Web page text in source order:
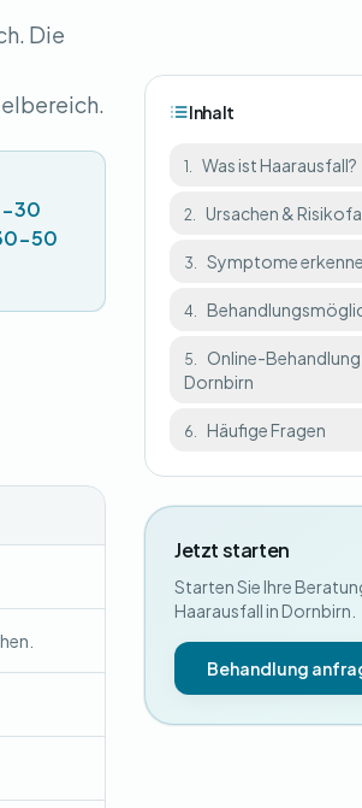
Die
30
50
Inhalt
1. Was ist Haarausfall?
2. Ursachen &
3. Symptome
4.
5.
Online-Behandlung
Dornbirn
6. Häufige Fragen
Jetzt starten
Starten Sie Ihre
Haarausfall in Dornbirn.
Behandlung